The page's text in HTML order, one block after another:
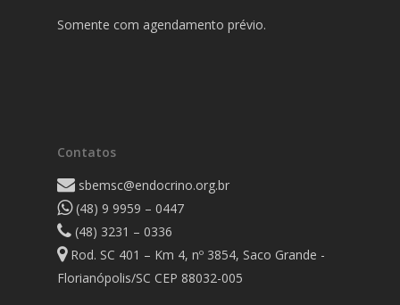
Somente com agendamento prévio.
Contatos
sbemsc@endocrino.org.br
(48) 9 9959 – 0447
(48) 3231 – 0336
Rod. SC 401 – Km 4, nº 3854, Saco Grande -
Florianópolis/SC CEP 88032-005